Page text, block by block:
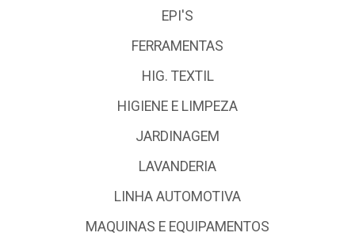
EPI'S
FERRAMENTAS
HIG. TEXTIL
HIGIENE E LIMPEZA
JARDINAGEM
LAVANDERIA
LINHA AUTOMOTIVA
MAQUINAS E EQUIPAMENTOS